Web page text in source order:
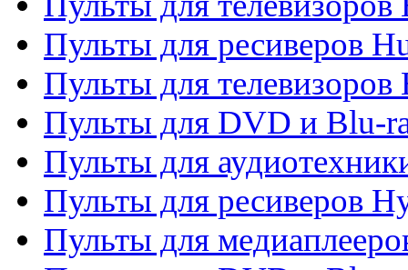
Пульты для ресиверов
Пульты для
Пульты для DVD и Blu-
Пульты для
Пульты для ресиверов
Пульты для